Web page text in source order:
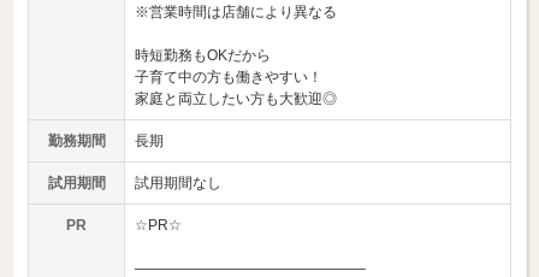
※営業時間は店舗により異なる
時短勤務もOKだから
子育て中の方も働きやすい！
家庭と両立したい方も大歓迎◎
勤務期間 長期
試用期間 試用期間なし
PR ☆PR☆
――――――――――――――――